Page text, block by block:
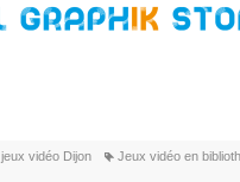
jeux vidéo Dijon Jeux vidéo en